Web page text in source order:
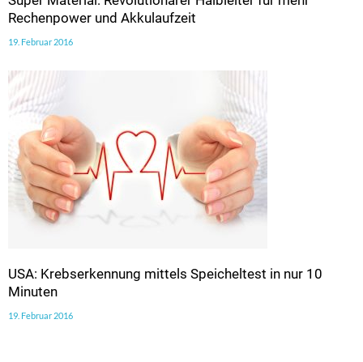
Rechenpower und Akkulaufzeit
19. Februar 2016
USA: Krebserkennung mittels Speicheltest in nur 10
Minuten
19. Februar 2016